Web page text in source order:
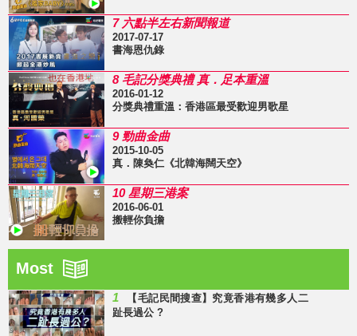
7 六點半左右新聞報道
2017-07-17
書海恩仇錄
8 毛記分獎典禮 真．足本重溫
2016-01-12
分獎典禮重溫：香港區最受歡迎男歌星
9 勁曲金曲
2015-10-05
真．陳奐仁《北韓海闊天空》
10 星期三港案
2016-06-01
搬輕你負擔
Most
1
【毛記民間搜查】究竟香港有幾多人二
趾長過公 ?